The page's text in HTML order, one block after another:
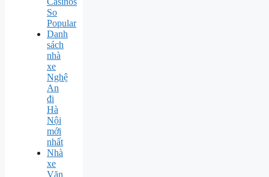
So
Popular
Danh
sách
nhà
xe
Nghệ
An
đi
Hà
Nội
mới
nhất
Nhà
xe
Văn